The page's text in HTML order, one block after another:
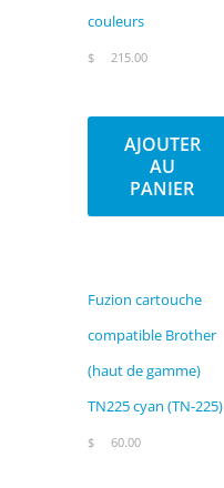
couleurs
$ 215.00
AJOUTER
AU
PANIER
Fuzion cartouche
compatible Brother
(haut de gamme)
TN225 cyan (TN-225)
$ 60.00